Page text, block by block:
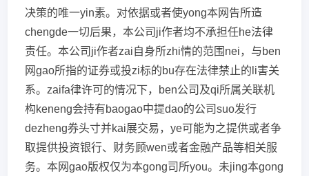
决策的唯一yin素。对依据或者使yong本网告所造
chengde一切后果，本公司ji作者均不承担任he法律
责任。本公司ji作者zai自身所zhi情的范围nei，与ben
网gao所指的证券或投zi标的bu存在法律禁止的li害关
系。zaifa律许可的情况下，ben公司及qi所属关联机
构keneng会持有baogao中提dao的公司suo发行
dezheng券头寸并kai展交易，ye可能为之提供或者争
取提供投资银行、财务顾wen或者金融产品等相关服
务。本网gao版权仅为本gong司所you。未jing本gong